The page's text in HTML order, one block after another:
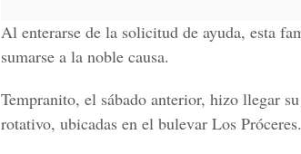
Al enterarse de la solicitud de ayuda, esta
sumarse a la noble causa.
Tempranito, el sábado anterior, hizo llegar
rotativo, ubicadas en el bulevar Los Próceres.